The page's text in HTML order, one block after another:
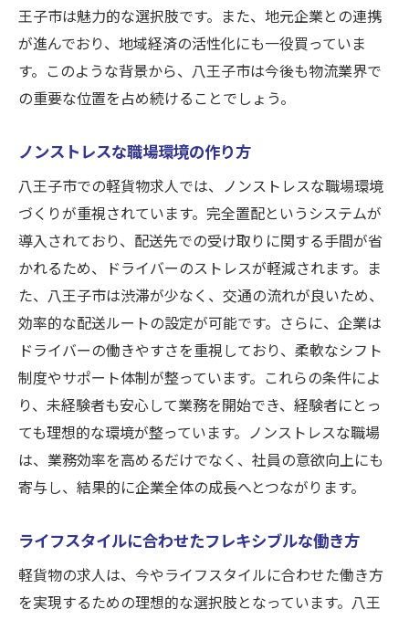
八王子市が物流の要所とされる理由
地域社会への貢献を感じる働き方
軽貨物配送における新しい取り組み
効率的な配達ルートの構築方法
地域のニーズに応える柔軟なサービス
完全置配の軽貨物求人でノンストレスな毎日を
八王子市で実現
置配がもたらす精神的な余裕
従業員の健康を考慮した職場環境
置配の効率化によるストレス軽減
ワークライフバランスの実現方法
八王子市でノンストレスを感じる働き甲斐
働く時間を自分で決める自由と責任
八王子市での軽貨物配送が叶える自由なライフ
スタイル
ライフスタイルを重視した働き方の提案
自分らしい生活を実現するための選択肢
八王子市での軽貨物配送の多様な働き方
王子市は魅力的な選択肢です。また、地元企業との連携
が進んでおり、地域経済の活性化にも一役買っていま
す。このような背景から、八王子市は今後も物流業界で
の重要な位置を占め続けることでしょう。
ノンストレスな職場環境の作り方
八王子市での軽貨物求人では、ノンストレスな職場環境
づくりが重視されています。完全置配というシステムが
導入されており、配送先での受け取りに関する手間が省
かれるため、ドライバーのストレスが軽減されます。ま
た、八王子市は渋滞が少なく、交通の流れが良いため、
効率的な配送ルートの設定が可能です。さらに、企業は
ドライバーの働きやすさを重視しており、柔軟なシフト
制度やサポート体制が整っています。これらの条件によ
り、未経験者も安心して業務を開始でき、経験者にとっ
ても理想的な環境が整っています。ノンストレスな職場
は、業務効率を高めるだけでなく、社員の意欲向上にも
寄与し、結果的に企業全体の成長へとつながります。
ライフスタイルに合わせたフレキシブルな働き方
軽貨物の求人は、今やライフスタイルに合わせた働き方
を実現するための理想的な選択肢となっています。八王